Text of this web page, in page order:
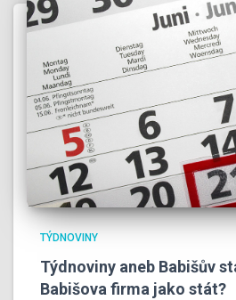
TÝDNOVINY
Týdnoviny aneb Babišův
Babišova firma jako stát?